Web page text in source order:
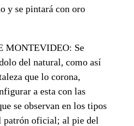
y se pintará con oro
MONTEVIDEO: Se
del natural, como así
que lo corona,
a esta con las
se observan en los tipos
patrón oficial; al pie del